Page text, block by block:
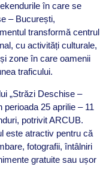
în care se
– București,
transformă centrul
cu activități culturale,
zone în care oamenii
traficului.
„Străzi Deschise –
25 aprilie – 11
potrivit ARCUB.
este atractiv pentru că
fotografii, întâlniri
gratuite sau ușor